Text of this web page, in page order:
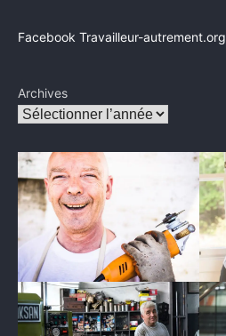
Facebook Travailleur-autrement.org
Archives